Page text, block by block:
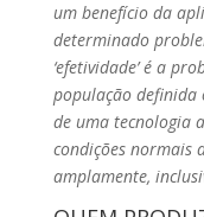
um benefício da
determinado
‘efetividade’ é a
população definida
de uma tecnologia
condições normais
amplamente,